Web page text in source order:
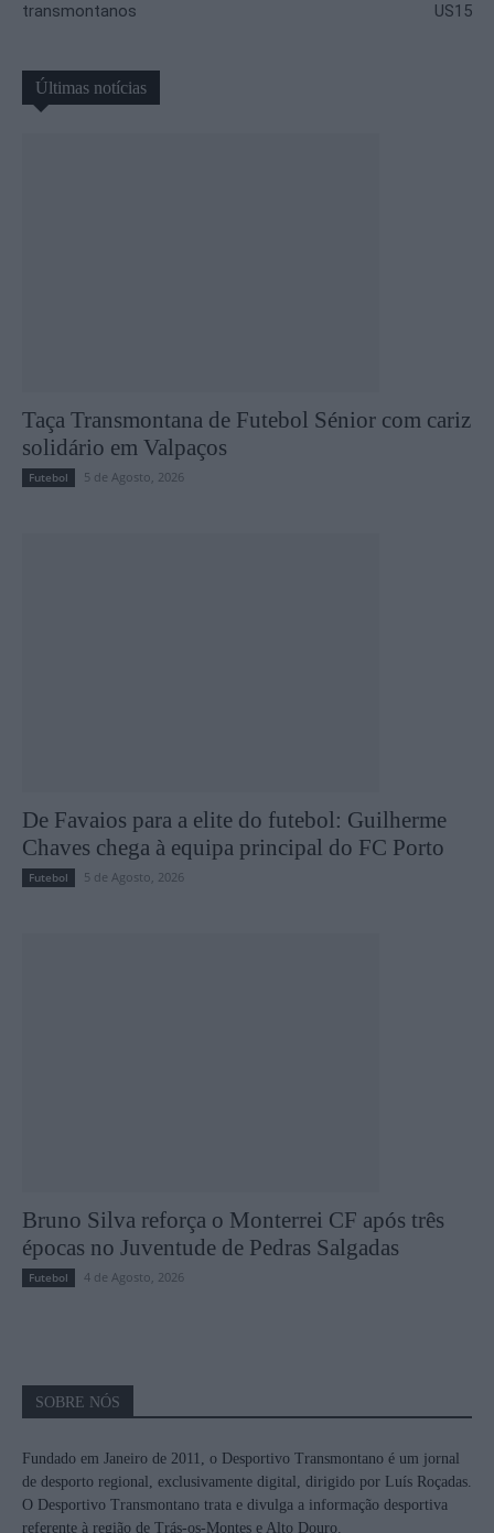
transmontanos
US15
Últimas notícias
Taça Transmontana de Futebol Sénior com cariz
solidário em Valpaços
Futebol 5 de Agosto, 2026
De Favaios para a elite do futebol: Guilherme
Chaves chega à equipa principal do FC Porto
Futebol 5 de Agosto, 2026
Bruno Silva reforça o Monterrei CF após três
épocas no Juventude de Pedras Salgadas
Futebol 4 de Agosto, 2026
SOBRE NÓS
Fundado em Janeiro de 2011, o Desportivo Transmontano é um jornal
de desporto regional, exclusivamente digital, dirigido por Luís Roçadas.
O Desportivo Transmontano trata e divulga a informação desportiva
referente à região de Trás-os-Montes e Alto Douro.